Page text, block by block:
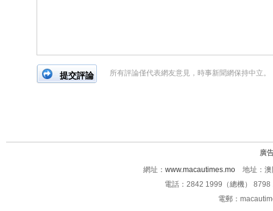
所有評論僅代表網友意見，時事新聞網保持中立。
廣
網址： www.macautimes.mo 地址：澳
電話：2842 1999（總機）
電郵：